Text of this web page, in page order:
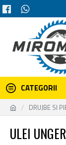
CATEGORII
DRUJBE SI
ULEI